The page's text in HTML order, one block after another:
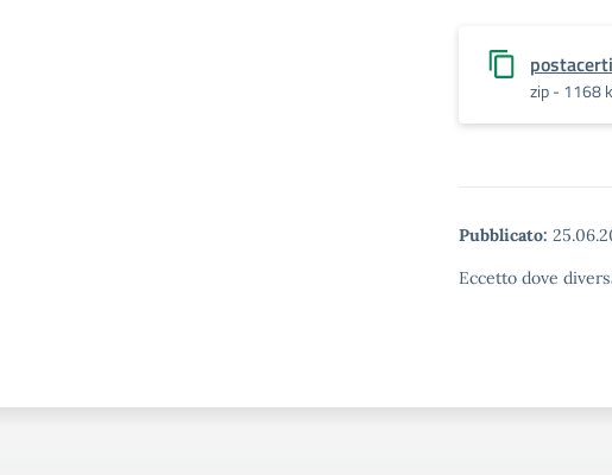
zip - 1168
Pubblicato:
Eccetto dove